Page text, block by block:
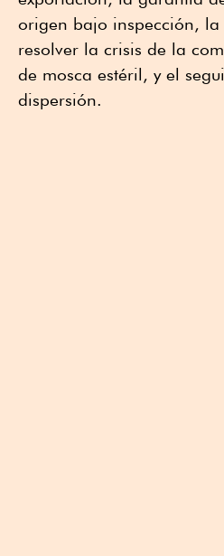
origen bajo inspección,
resolver la crisis de la
de mosca estéril, y el
dispersión.